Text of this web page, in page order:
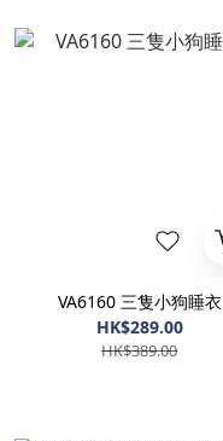
VA6160 三隻小狗睡衣
HK$289.00
HK$389.00